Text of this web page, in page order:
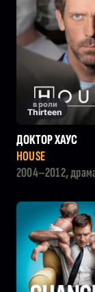
в роли
Thirteen
ДОКТОР ХАУС
HOUSE
2004–2012,